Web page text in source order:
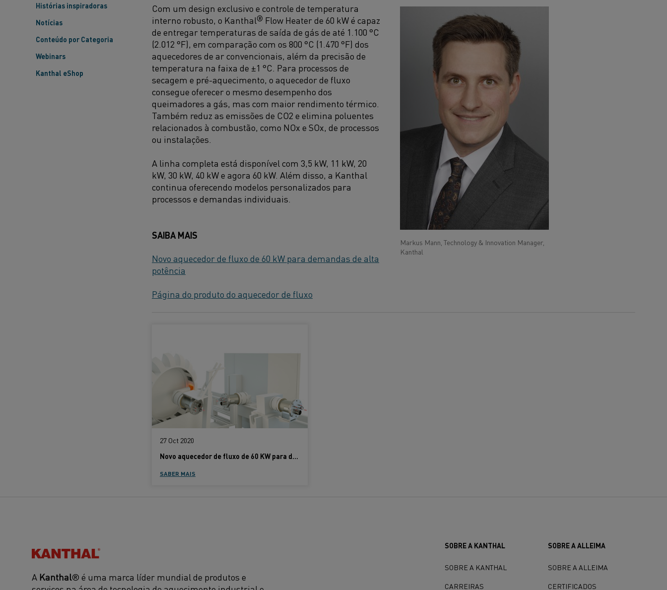
Histórias inspiradoras
Notícias
Conteúdo por Categoria
Webinars
Kanthal eShop
Markus Mann, Technology & Innovation Manager,
Kanthal
Com um design exclusivo e controle de temperatura
interno robusto, o Kanthal® Flow Heater de 60 kW é capaz
de entregar temperaturas de saída de gás de até 1.100 °C
(2.012 °F), em comparação com os 800 °C (1.470 °F) dos
aquecedores de ar convencionais, além da precisão de
temperatura na faixa de ±1 °C. Para processos de
secagem e pré-aquecimento, o aquecedor de fluxo
consegue oferecer o mesmo desempenho dos
queimadores a gás, mas com maior rendimento térmico.
Também reduz as emissões de CO2 e elimina poluentes
relacionados à combustão, como NOx e SOx, de processos
ou instalações.
A linha completa está disponível com 3,5 kW, 11 kW, 20
kW, 30 kW, 40 kW e agora 60 kW. Além disso, a Kanthal
continua oferecendo modelos personalizados para
processos e demandas individuais.
SAIBA MAIS
Novo aquecedor de fluxo de 60 kW para demandas de alta
potência
Página do produto do aquecedor de fluxo
27 Oct 2020
Novo aquecedor de fluxo de 60 KW para demandas de alta potência
SABER MAIS
Kanthal®
A Kanthal® é uma marca líder mundial de produtos e
SOBRE A KANTHAL
SOBRE A KANTHAL
CARREIRAS
SOBRE A ALLEIMA
SOBRE A ALLEIMA
CERTIFICADOS